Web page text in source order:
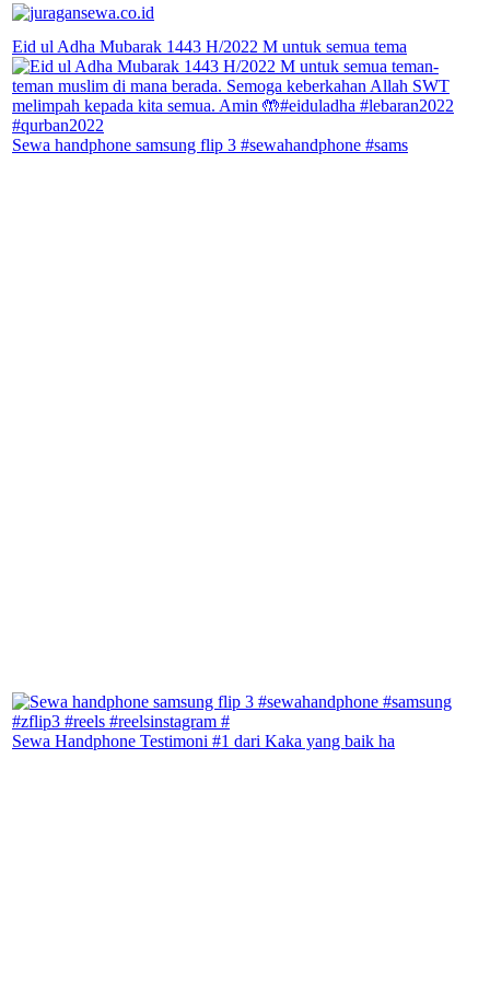
Eid ul Adha Mubarak 1443 H/2022 M untuk semua tema
Sewa handphone samsung flip 3 #sewahandphone #sams
Sewa Handphone Testimoni #1 dari Kaka yang baik ha